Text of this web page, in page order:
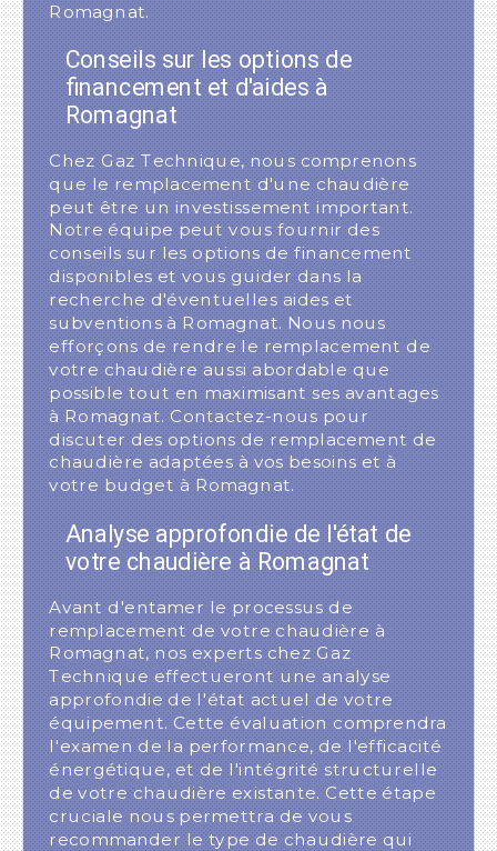
Romagnat.
Conseils sur les options de
financement et d'aides à
Romagnat
Chez Gaz Technique, nous comprenons
que le remplacement d'une chaudière
peut être un investissement important.
Notre équipe peut vous fournir des
conseils sur les options de financement
disponibles et vous guider dans la
recherche d'éventuelles aides et
subventions à Romagnat. Nous nous
efforçons de rendre le remplacement de
votre chaudière aussi abordable que
possible tout en maximisant ses avantages
à Romagnat. Contactez-nous pour
discuter des options de remplacement de
chaudière adaptées à vos besoins et à
votre budget à Romagnat.
Analyse approfondie de l'état de
votre chaudière à Romagnat
Avant d'entamer le processus de
remplacement de votre chaudière à
Romagnat, nos experts chez Gaz
Technique effectueront une analyse
approfondie de l'état actuel de votre
équipement. Cette évaluation comprendra
l'examen de la performance, de l'efficacité
énergétique, et de l'intégrité structurelle
de votre chaudière existante. Cette étape
cruciale nous permettra de vous
recommander le type de chaudière qui